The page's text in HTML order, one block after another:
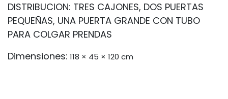
DISTRIBUCION: TRES CAJONES, DOS PUERTAS
PEQUEÑAS, UNA PUERTA GRANDE CON TUBO
PARA COLGAR PRENDAS
Dimensiones: 118 × 45 × 120 cm